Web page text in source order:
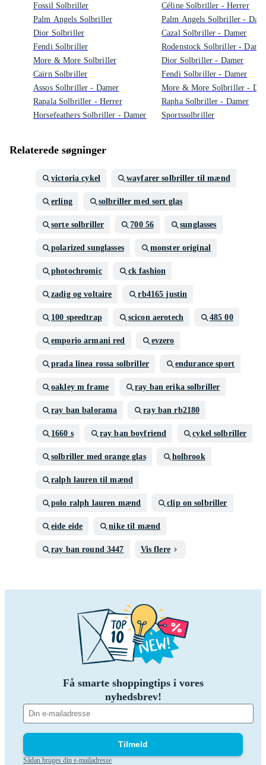
Fossil Solbriller
Palm Angels Solbriller
Dior Solbriller
Fendi Solbriller
More & More Solbriller
Cairn Solbriller
Assos Solbriller - Damer
Rapala Solbriller - Herrer
Horsefeathers Solbriller - Damer
Céline Solbriller - Herrer
Palm Angels Solbriller -
Cazal Solbriller - Damer
Rodenstock Solbriller -
Dior Solbriller - Damer
Fendi Solbriller - Damer
More & More Solbriller -
Rapha Solbriller - Damer
Sportssolbriller
Relaterede søgninger
victoria cykel wayfarer solbriller til mænd
erling solbriller med sort glas
sorte solbriller 700 56 sunglasses
polarized sunglasses monster original
photochromic ck fashion
zadig og voltaire rb4165 justin
100 speedtrap scicon aerotech 485 00
emporio armani red evzero
prada linea rossa solbriller endurance sport
oakley m frame ray ban erika solbriller
ray ban balorama ray ban rb2180
1660 s ray ban boyfriend cykel solbriller
solbriller med orange glas holbrook
ralph lauren til mænd
polo ralph lauren mænd clip on solbriller
eide eide nike til mænd
ray ban round 3447 Vis flere
Få smarte shoppingtips i vores
nyhedsbrev!
Tilmeld
Sådan bruges din e-mailadresse